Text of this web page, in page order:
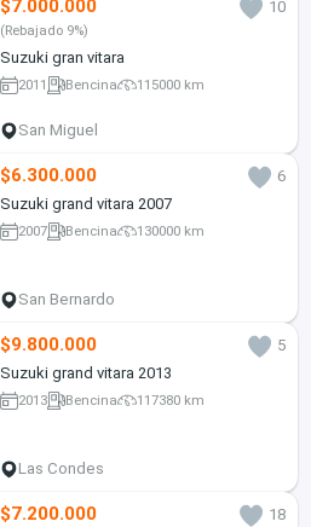
$7.000.000 10
(Rebajado 9%)
Suzuki gran vitara
2011 Bencina 115000 km
San Miguel
$6.300.000
6
Suzuki grand vitara 2007
2007 Bencina 130000 km
San Bernardo
$9.800.000
5
Suzuki grand vitara 2013
2013 Bencina 117380 km
Las Condes
$7.200.000
18